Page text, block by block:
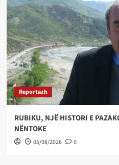
Reportazh
RUBIKU, NJË HISTORI E
NËNTOKE
05/08/2026 0